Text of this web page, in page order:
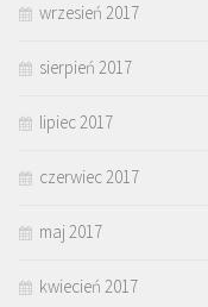
wrzesień 2017
sierpień 2017
lipiec 2017
czerwiec 2017
maj 2017
kwiecień 2017